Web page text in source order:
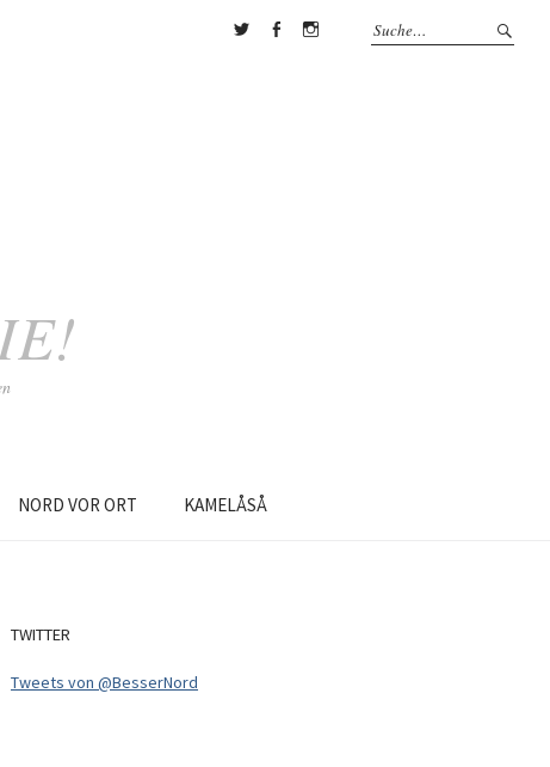
NORD VORORT KAMELÅSÅ
TWITTER
Tweets von @BesserNord